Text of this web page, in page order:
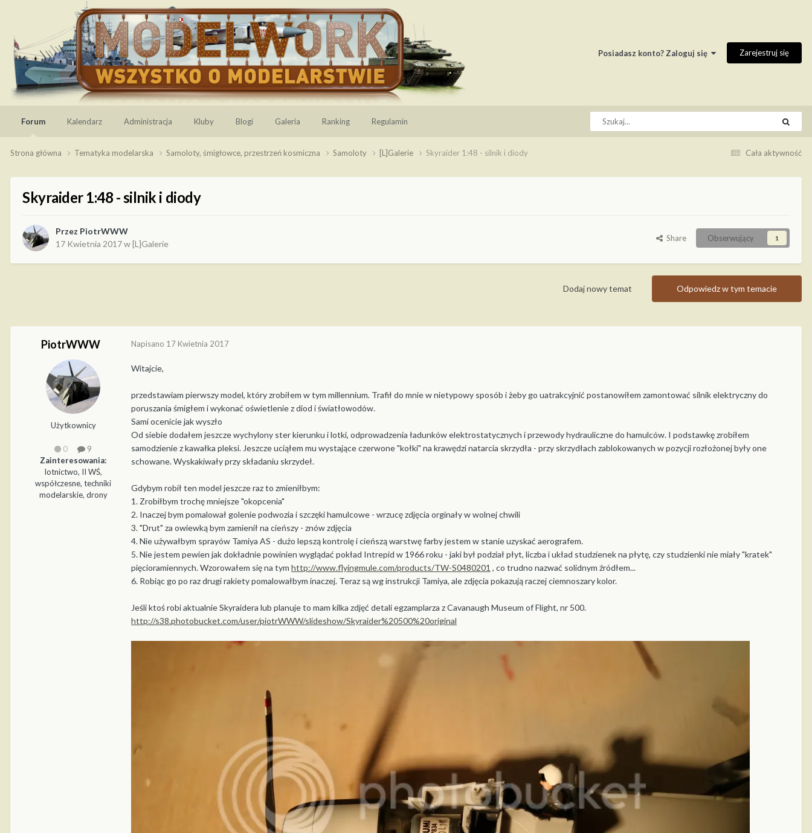
Posiadasz konto? Zaloguj się Zarejestruj się
Forum Kalendarz Administracja Kluby Blogi Galeria Ranking Regulamin
Cała aktywność
Strona główna Tematyka modelarska Samoloty, śmigłowce, przestrzeń kosmiczna Samoloty [L]Galerie Skyraider 1:48 - silnik i diody
Skyraider 1:48 - silnik i diody
Przez PiotrWWW
17 Kwietnia 2017w[L]Galerie
Share Obserwujący 1
Odpowiedz w tym temacie
Dodaj nowy temat
PiotrWWW
Użytkownicy
0
9
Zainteresowania:
lotnictwo, II WŚ,
współczesne, techniki
modelarskie, drony
Napisano 17 Kwietnia 2017
Witajcie,
przedstawiam pierwszy model, który zrobiłem w tym millennium. Trafił do mnie w nietypowy sposób i żeby go uatrakcyjnić postanowiłem zamontować silnik elektryczny do
poruszania śmigłem i wykonać oświetlenie z diod i światłowodów.
Sami ocenicie jak wyszło
Od siebie dodałem jeszcze wychylony ster kierunku i lotki, odprowadzenia ładunków elektrostatycznych i przewody hydrauliczne do hamulców. I podstawkę zrobiłem
samodzienie z kawałka pleksi. Jeszcze uciąłem mu wystające czerwone "kołki" na krawędzi natarcia skrzydła - przy skrzydłach zablokowanych w pozycji rozłożonej były one
schowane. Wyskakiwały przy składaniu skrzydeł.
Gdybym robił ten model jeszcze raz to zmieniłbym:
1. Zrobiłbym trochę mniejsze "okopcenia"
2. Inaczej bym pomalował golenie podwozia i szczęki hamulcowe - wrzucę zdjęcia orginały w wolnej chwili
3. "Drut" za owiewką bym zamienił na cieńszy - znów zdjęcia
4. Nie używałbym sprayów Tamiya AS - dużo lepszą kontrolę i cieńszą warstwę farby jestem w stanie uzyskać aerografem.
5. Nie jestem pewien jak dokładnie powinien wyglądać pokład Intrepid w 1966 roku - jaki był podział płyt, liczba i układ studzienek na płytę, czy studzienki nie miały "kratek"
pięcioramiennych. Wzorowałem się na tym http://www.flyingmule.com/products/TW-S0480201 , co trudno nazwać solidnym źródłem...
6. Robiąc go po raz drugi rakiety pomalowałbym inaczej. Teraz są wg instrukcji Tamiya, ale zdjęcia pokazują raczej ciemnoszary kolor.
Jeśli ktoś robi aktualnie Skyraidera lub planuje to mam kilka zdjęć detali egzamplarza z Cavanaugh Museum of Flight, nr 500.
http://s38.photobucket.com/user/piotrWWW/slideshow/Skyraider%20500%20original